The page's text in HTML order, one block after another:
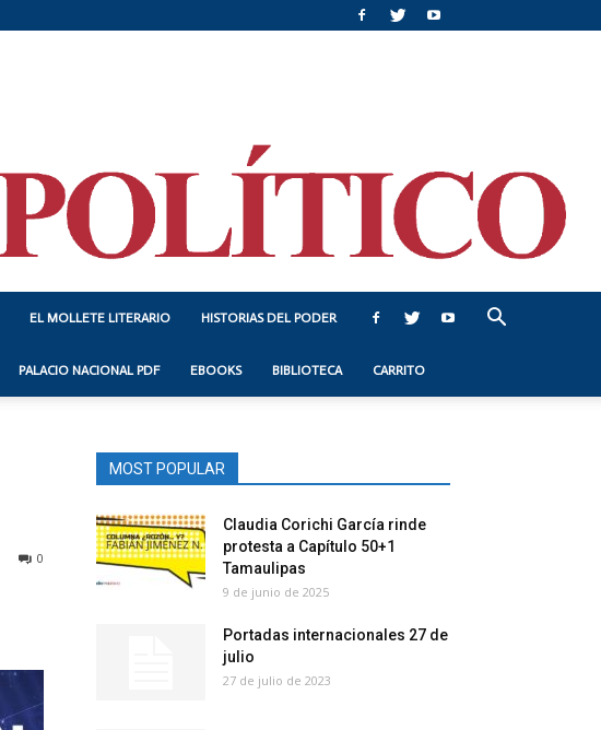
EL MOLLETE LITERARIO HISTORIAS DEL PODER
PALACIO NACIONAL PDF EBOOKS BIBLIOTECA CARRITO
0
MOST POPULAR
Claudia Corichi García rinde
protesta a Capítulo 50+1
Tamaulipas
9 de junio de 2025
Portadas internacionales 27 de
julio
27 de julio de 2023